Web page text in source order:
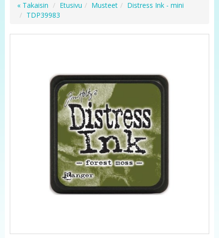
« Takaisin Etusivu Musteet
Distress Ink - mini
TDP39983